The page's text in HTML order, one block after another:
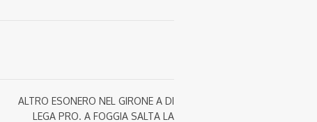
ALTRO ESONERO NEL GIRONE A DI
LEGA PRO. A FOGGIA SALTA LA